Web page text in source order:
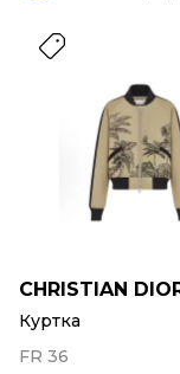
CHRISTIAN
Куртка
FR 36